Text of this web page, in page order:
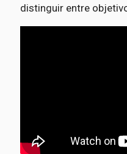
distinguir entre